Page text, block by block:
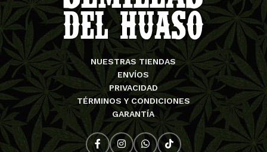
NUESTRAS TIENDAS
ENVÍOS
PRIVACIDAD
TÉRMINOS Y CONDICIONES
GARANTÍA